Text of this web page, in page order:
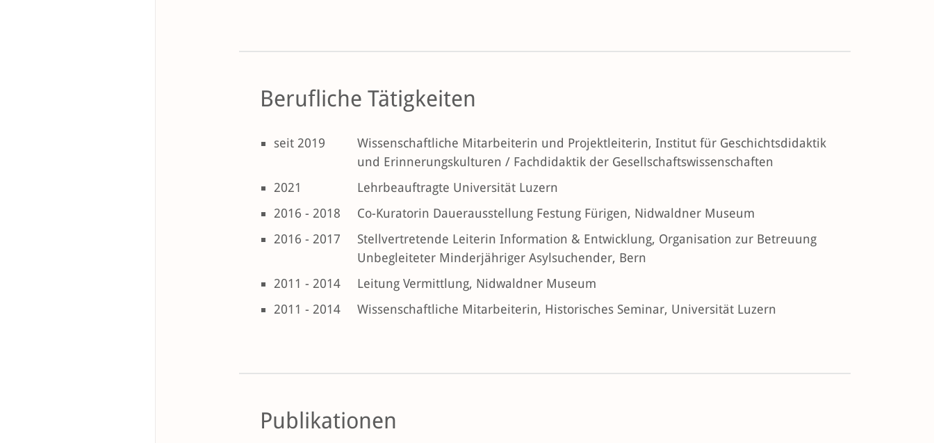
Berufliche Tätigkeiten
seit 2019
Wissenschaftliche Mitarbeiterin und Projektleiterin, Institut für Geschichtsdidaktik
und Erinnerungskulturen / Fachdidaktik der Gesellschaftswissenschaften
2021
Lehrbeauftragte Universität Luzern
2016 - 2018
Co-Kuratorin Dauerausstellung Festung Fürigen, Nidwaldner Museum
2016 - 2017
Stellvertretende Leiterin Information & Entwicklung, Organisation zur Betreuung
Unbegleiteter Minderjähriger Asylsuchender, Bern
2011 - 2014
Leitung Vermittlung, Nidwaldner Museum
2011 - 2014
Wissenschaftliche Mitarbeiterin, Historisches Seminar, Universität Luzern
Publikationen